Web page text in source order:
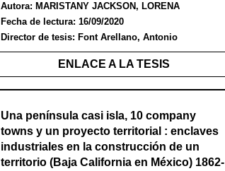
Autora: MARISTANY JACKSON, LORENA
Fecha de lectura: 16/09/2020
Director de tesis: Font Arellano, Antonio
ENLACE A LA TESIS
Una península casi isla, 10 company
towns y un proyecto territorial : enclaves
industriales en la construcción de un
territorio (Baja California en México) 1862-